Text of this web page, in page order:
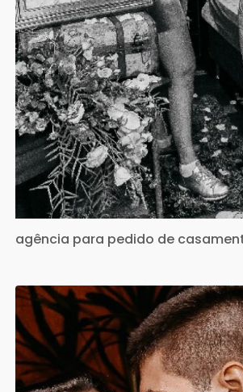
agência para pedido de